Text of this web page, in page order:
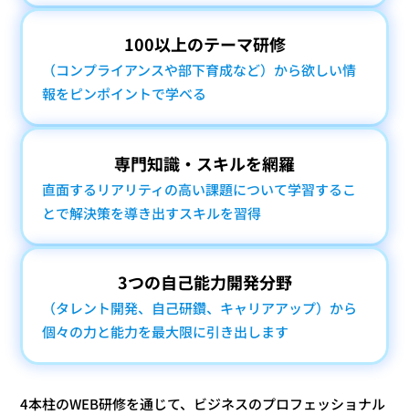
100以上のテーマ研修
（コンプライアンスや部下育成など）から欲しい情
報をピンポイントで学べる
専門知識・スキルを網羅
直面するリアリティの高い課題について学習するこ
とで解決策を導き出すスキルを習得
3つの自己能力開発分野
（タレント開発、自己研鑽、 キャリアアップ）から
個々の力と能力を最大限に引き出します
4本柱のWEB研修を通じて、ビジネスのプロフェッショナル